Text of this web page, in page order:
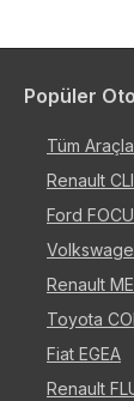
Popüler
Tüm
Renault
Ford
Renault
Toyota
Fiat EGEA
Renault